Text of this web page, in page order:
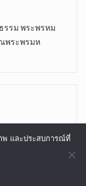
รรม พระพรหม
พระพรมห
พ และประสบการณ์ที่